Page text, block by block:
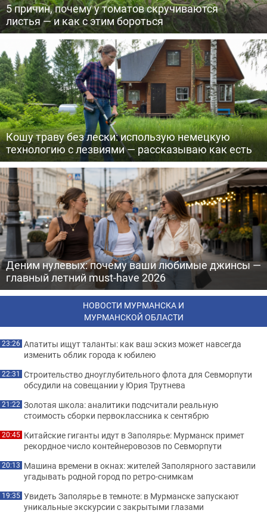
5 причин, почему у томатов скручиваются
листья — и как с этим бороться
Кошу траву без лески: использую немецкую
технологию с лезвиями — рассказываю как есть
Деним нулевых: почему ваши любимые джинсы —
главный летний must-have 2026
НОВОСТИ МУРМАНСКА И
МУРМАНСКОЙ ОБЛАСТИ
23:26 Апатиты ищут таланты: как ваш эскиз может навсегда
изменить облик города к юбилею
22:31 Строительство дноуглубительного флота для Севморпути
обсудили на совещании у Юрия Трутнева
21:22 Золотая школа: аналитики подсчитали реальную
стоимость сборки первоклассника к сентябрю
20:45 Китайские гиганты идут в Заполярье: Мурманск примет
рекордное число контейнеровозов по Севморпути
20:13 Машина времени в окнах: жителей Заполярного заставили
угадывать родной город по ретро-снимкам
19:35 Увидеть Заполярье в темноте: в Мурманске запускают
уникальные экскурсии с закрытыми глазами